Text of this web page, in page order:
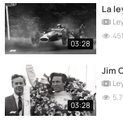
03:28
La
451
03:28
Jim